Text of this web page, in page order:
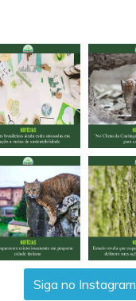
Siga no Instagram